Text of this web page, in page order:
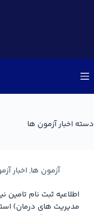
دسته اخبار آزمون ها
آزمون ها, اخبار
اطلاعیه ثبت نام تامین
مدیریت های درمان)